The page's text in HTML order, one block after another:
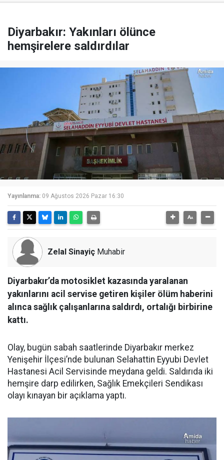
Diyarbakır: Yakınları ölünce
hemşirelere saldırdılar
Yayınlanma: 09 Ağustos 2026 Pazar 16:30
Zelal Sinayiç Muhabir
Diyarbakır’da motosiklet kazasında yaralanan
yakınlarını acil servise getiren kişiler ölüm haberini
alınca sağlık çalışanlarına saldırdı, ortalığı birbirine
kattı.
Olay, bugün sabah saatlerinde Diyarbakır merkez
Yenişehir İlçesi’nde bulunan Selahattin Eyyubi Devlet
Hastanesi Acil Servisinde meydana geldi. Saldırıda iki
hemşire darp edilirken, Sağlık Emekçileri Sendikası
olayı kınayan bir açıklama yaptı.